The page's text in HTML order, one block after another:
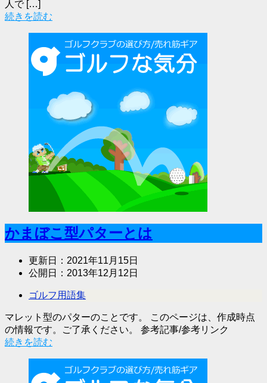
人で […]
続きを読む
かまぼこ型パターとは
更新日： 2021年11月15日
公開日： 2013年12月12日
ゴルフ用語集
マレット型のパターのことです。 このページは、作成時点
の情報です。ご了承ください。 参考記事/参考リンク
続きを読む